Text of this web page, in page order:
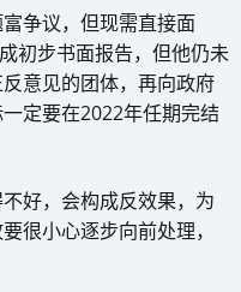
争议，但现需直接面
初步书面报告，但他仍未
意见的团体，再向政府
定要在2022年任期完结
好，会构成反效果，为
很小心逐步向前处理，